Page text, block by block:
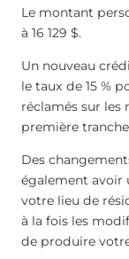
Le montant
à 16 129 $.
Un nouveau
le taux de 15 %
réclamés sur les
première
Des
également avoir
votre lieu de
à la fois les
de produire